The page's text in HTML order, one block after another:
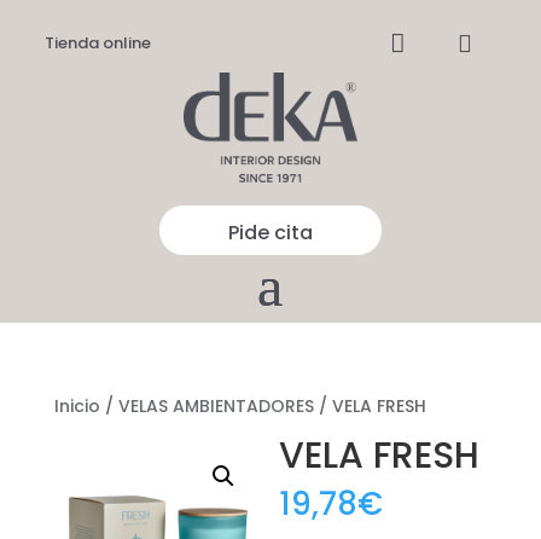
Tienda online  
Pide cita
Inicio / VELAS AMBIENTADORES/ VELA FRESH
VELA FRESH
19,78€